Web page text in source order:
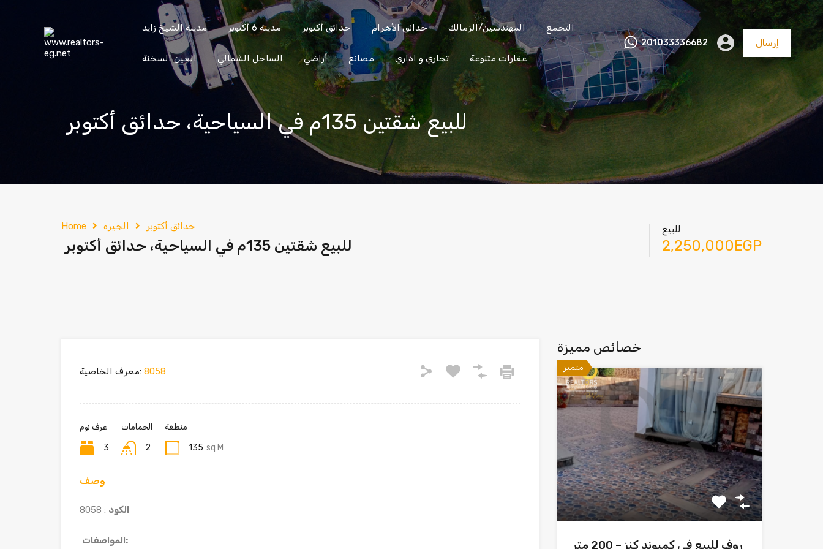
حدائق
أكتوبر
حدائق
الأهرام
المهندسين/
الزمالك
التجمع
العين
السخنة
الساحل
الشمالي
أراضي مصانع
عقارات
متنوعة
مدينة الشيخ زايد مدينة 6 أكتوبر حدائق أكتوبر حدائق الأهرام المهندسين/الزمالك التجمع
العين السخنة الساحل الشمالي أراضي مصانع تجاري و اداري عقارات متنوعة
201033336682 إرسال
للبيع شقتين 135م في السياحية، حدائق أكتوبر
Home الجيزه حدائق أكتوبر
للبيع شقتين 135م في السياحية، حدائق أكتوبر
للبيع
2,250,000EGP
معرف الخاصية: 8058
غرف نوم
3
الحمامات
2
منطقة
135 sq M
وصف
الكود : 8058
المواصفات:
خصائص مميزة
متميز
روف للبيع في كمبوند كنز – 200 متر